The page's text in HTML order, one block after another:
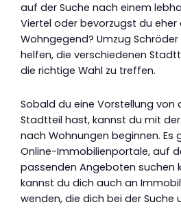
auf der Suche nach einem
Viertel oder bevorzugst du eher
Wohngegend? Umzug
helfen, die verschiedenen
die richtige Wahl zu treffen.
Sobald du eine Vorstellung von
Stadtteil hast, kannst du mit
nach Wohnungen beginnen. Es
Online-Immobilienportale, auf
passenden Angeboten suchen
kannst du dich auch an
wenden, die dich bei der Suche